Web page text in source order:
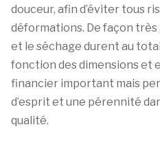
douceur, afin d’éviter tous
déformations. De façon
et le séchage durent au
fonction des dimensions et
financier important mais
d’esprit et une pérennité
qualité.